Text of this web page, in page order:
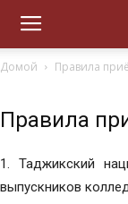
Домой Правила
Правила
1. Таджикский
выпускников